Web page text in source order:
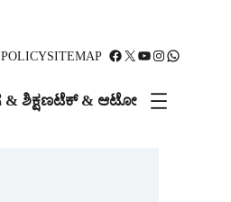
SITEMAP Facebook X YouTube Instagram WhatsApp
ಶಿಕ್ಷಣಟೆಕ್ & ಆಟೋ